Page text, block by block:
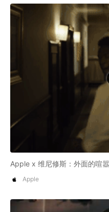
Apple x 维尼修斯：外面的喧
Apple